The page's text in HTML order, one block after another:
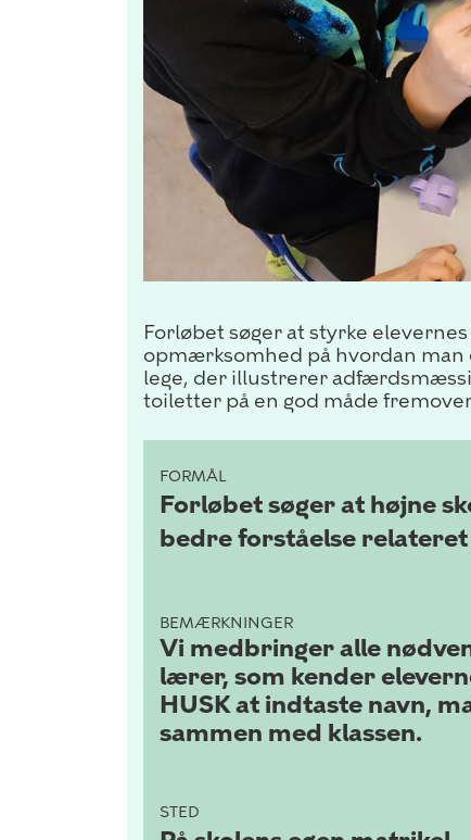
Forløbet søger at styrke
opmærksomhed på hvordan
lege, der illustrerer
toiletter på en god måde
FORMÅL
Forløbet søger at højne
bedre forståelse
BEMÆRKNINGER
Vi medbringer alle
lærer, som kender
HUSK at indtaste navn,
sammen med klassen.
STED